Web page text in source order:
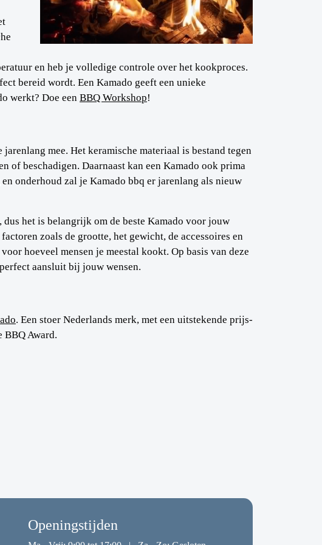
en heb je volledige controle over het kookproces.
bereid wordt. Een Kamado geeft een unieke
werkt? Doe een BBQ Workshop!
mee. Het keramische materiaal is bestand tegen
of beschadigen. Daarnaast kan een Kamado ook prima
onderhoud zal je Kamado bbq er jarenlang als nieuw
het is belangrijk om de beste Kamado voor jouw
zoals de grootte, het gewicht, de accessoires en
hoeveel mensen je meestal kookt. Op basis van deze
aansluit bij jouw wensen.
. Een stoer Nederlands merk, met een uitstekende prijs-
Award.
Openingstijden